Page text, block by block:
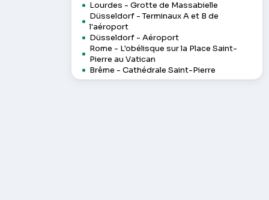
Lourdes - Grotte de Massabielle
Düsseldorf - Terminaux A et B de
l'aéroport
Düsseldorf - Aéroport
Rome - L'obélisque sur la Place Saint-
Pierre au Vatican
Brême - Cathédrale Saint-Pierre